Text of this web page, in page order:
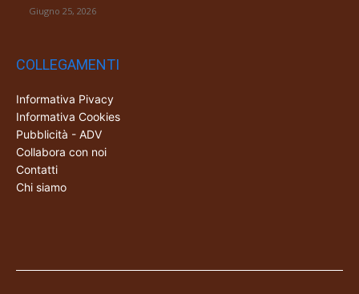
Giugno 25, 2026
COLLEGAMENTI
Informativa Pivacy
Informativa Cookies
Pubblicità - ADV
Collabora con noi
Contatti
Chi siamo